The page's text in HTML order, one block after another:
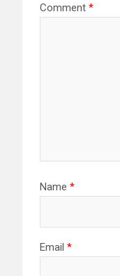
Comment *
Name *
Email *